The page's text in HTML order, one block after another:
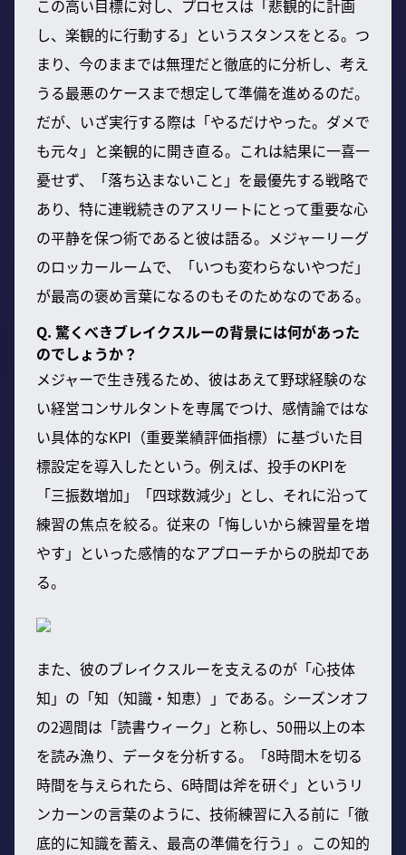
この高い目標に対し、プロセスは「悲観的に計画
し、楽観的に行動する」というスタンスをとる。つ
まり、今のままでは無理だと徹底的に分析し、考え
うる最悪のケースまで想定して準備を進めるのだ。
だが、いざ実行する際は「やるだけやった。ダメで
も元々」と楽観的に開き直る。これは結果に一喜一
憂せず、「落ち込まないこと」を最優先する戦略で
あり、特に連戦続きのアスリートにとって重要な心
の平静を保つ術であると彼は語る。メジャーリーグ
のロッカールームで、「いつも変わらないやつだ」
が最高の褒め言葉になるのもそのためなのである。
Q. 驚くべきブレイクスルーの背景には何があった
のでしょうか？
メジャーで生き残るため、彼はあえて野球経験のな
い経営コンサルタントを専属でつけ、感情論ではな
い具体的なKPI（重要業績評価指標）に基づいた目
標設定を導入したという。例えば、投手のKPIを
「三振数増加」「四球数減少」とし、それに沿って
練習の焦点を絞る。従来の「悔しいから練習量を増
やす」といった感情的なアプローチからの脱却であ
る。
また、彼のブレイクスルーを支えるのが「心技体
知」の「知（知識・知恵）」である。シーズンオフ
の2週間は「読書ウィーク」と称し、50冊以上の本
を読み漁り、データを分析する。「8時間木を切る
時間を与えられたら、6時間は斧を研ぐ」というリ
ンカーンの言葉のように、技術練習に入る前に「徹
底的に知識を蓄え、最高の準備を行う」。この知的